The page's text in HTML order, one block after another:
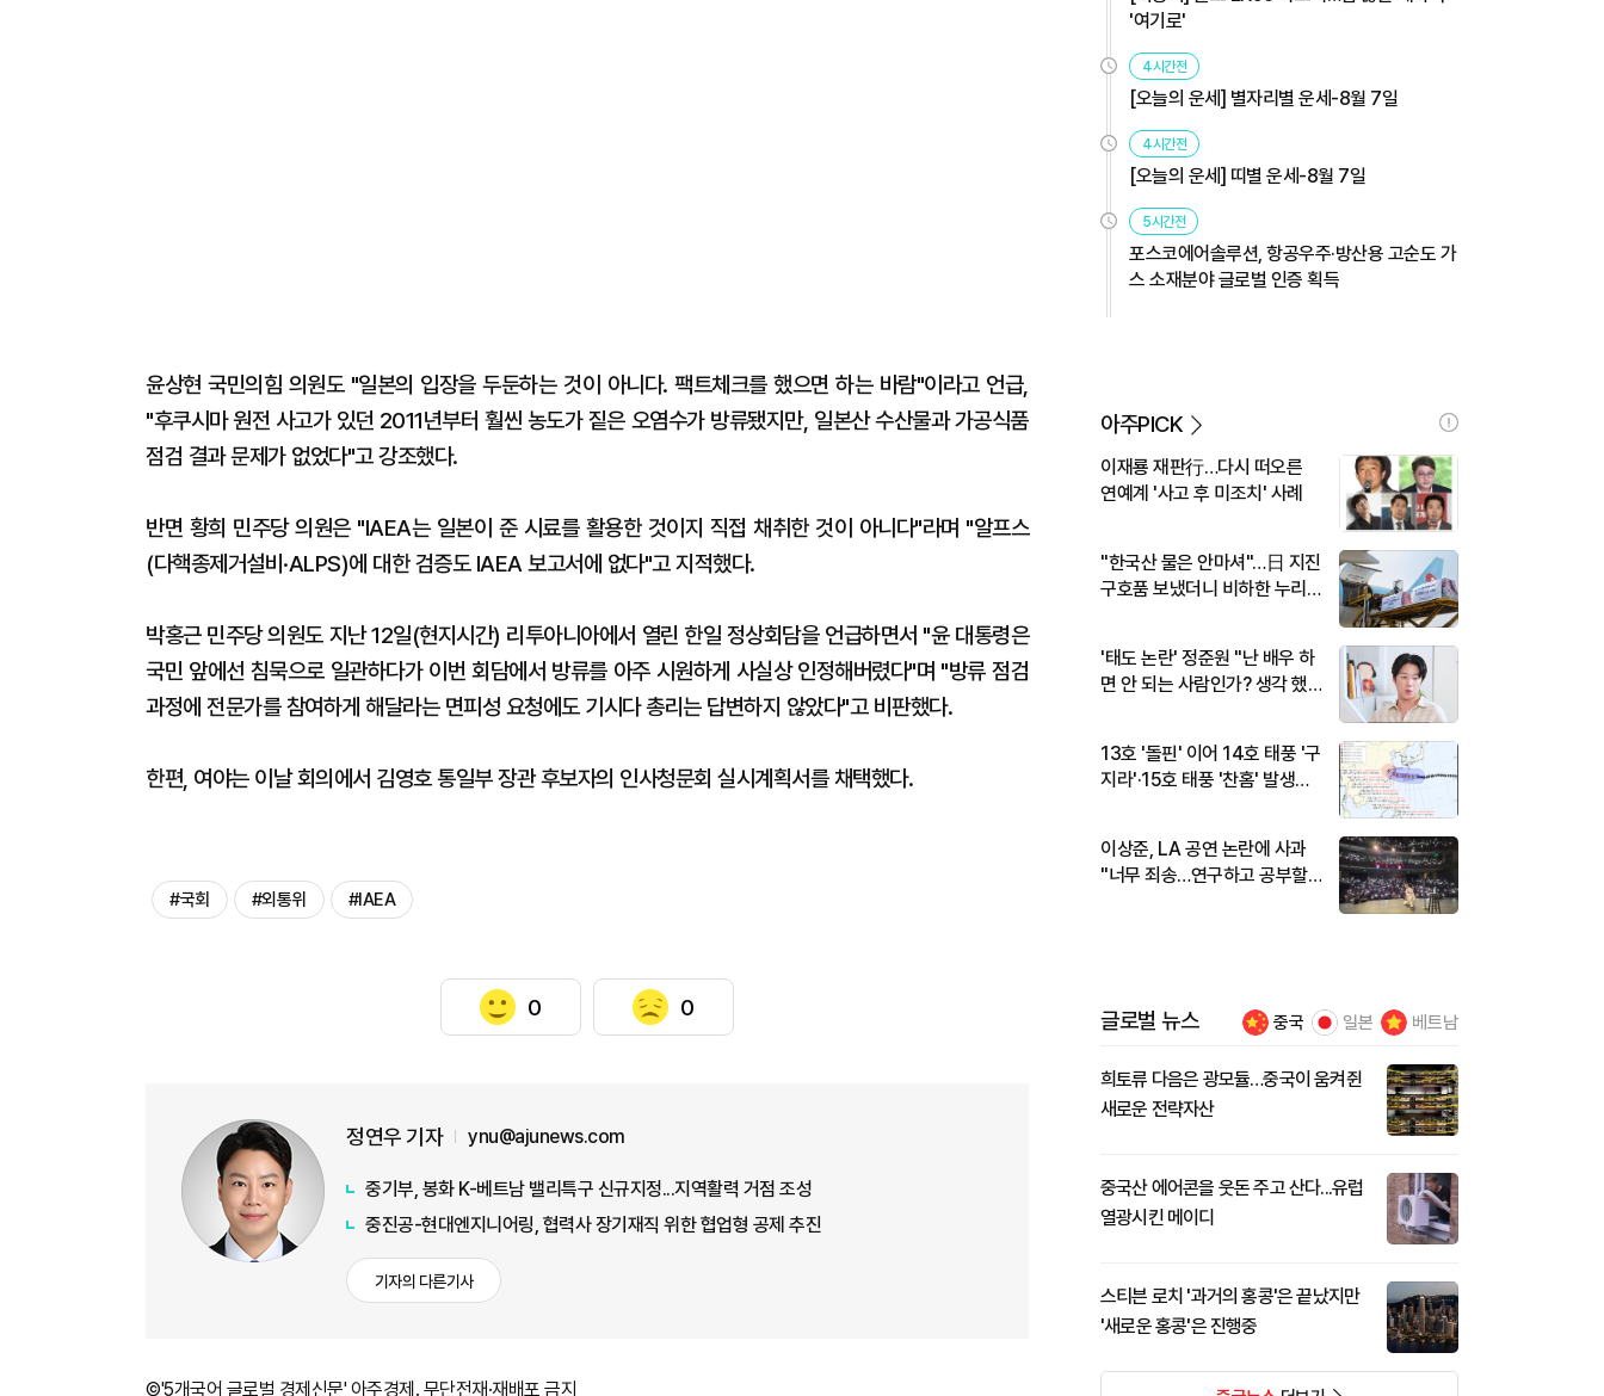
윤상현 국민의힘 의원도 "일본의 입장을 두둔하는 것이 아니다. 팩트체크를 했으면 하는 바람"이라고 언급,
"후쿠시마 원전 사고가 있던 2011년부터 훨씬 농도가 짙은 오염수가 방류됐지만, 일본산 수산물과 가공식품
점검 결과 문제가 없었다"고 강조했다.
반면 황희 민주당 의원은 "IAEA는 일본이 준 시료를 활용한 것이지 직접 채취한 것이 아니다"라며 "알프스
(다핵종제거설비·ALPS)에 대한 검증도 IAEA 보고서에 없다"고 지적했다.
박홍근 민주당 의원도 지난 12일(현지시간) 리투아니아에서 열린 한일 정상회담을 언급하면서 "윤 대통령은
국민 앞에선 침묵으로 일관하다가 이번 회담에서 방류를 아주 시원하게 사실상 인정해버렸다"며 "방류 점검
과정에 전문가를 참여하게 해달라는 면피성 요청에도 기시다 총리는 답변하지 않았다"고 비판했다.
한편, 여야는 이날 회의에서 김영호 통일부 장관 후보자의 인사청문회 실시계획서를 채택했다.
#국회 #외통위 #IAEA
0 0
정연우 기자 ynu@ajunews.com
중기부, 봉화 K-베트남 밸리특구 신규지정...지역활력 거점 조성
중진공-현대엔지니어링, 협력사 장기재직 위한 협업형 공제 추진
기자의 다른기사
©'5개국어 글로벌 경제신문' 아주경제. 무단전재·재배포 금지
'여기로'
4시간전
[오늘의 운세] 별자리별 운세-8월 7일
4시간전
[오늘의 운세] 띠별 운세-8월 7일
5시간전
포스코에어솔루션, 항공우주·방산용 고순도 가
스 소재분야 글로벌 인증 획득
아주PICK
이재룡 재판行…다시 떠오른
연예계 '사고 후 미조치' 사례
"한국산 물은 안마셔"…日 지진
구호품 보냈더니 비하한 누리
'태도 논란' 정준원 "난 배우 하
면 안 되는 사람인가? 생각 했
13호 '돌핀' 이어 14호 태풍 '구
지라'·15호 태풍 '찬홈' 발생…
이상준, LA 공연 논란에 사과
"너무 죄송…연구하고 공부할
글로벌 뉴스 중국 일본 베트남
희토류 다음은 광모듈…중국이 움켜쥔
새로운 전략자산
중국산 에어콘을 웃돈 주고 산다...유럽
열광시킨 메이디
스티븐 로치 '과거의 홍콩'은 끝났지만
'새로운 홍콩'은 진행중